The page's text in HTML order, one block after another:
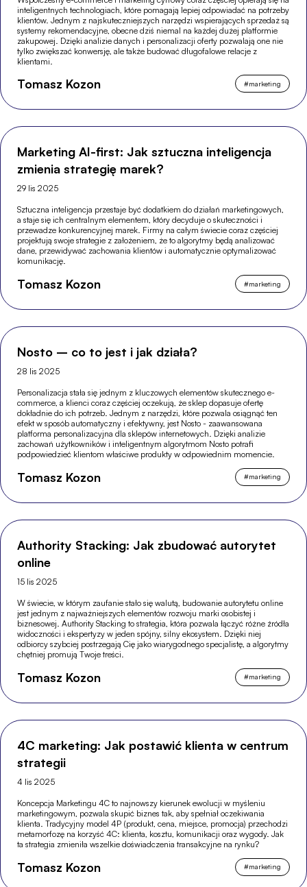
inteligentnych technologiach, które pomagają lepiej odpowiadać na potrzeby
klientów. Jednym z najskuteczniejszych narzędzi wspierających sprzedaż są
systemy rekomendacyjne, obecne dziś niemal na każdej dużej platformie
zakupowej. Dzięki analizie danych i personalizacji oferty pozwalają one nie
tylko zwiększać konwersję, ale także budować długofalowe relacje z
klientami.
Tomasz Kozon #marketing
Marketing AI-first: Jak sztuczna inteligencja
zmienia strategię marek?
29 lis 2025
Sztuczna inteligencja przestaje być dodatkiem do działań marketingowych,
a staje się ich centralnym elementem, który decyduje o skuteczności i
przewadze konkurencyjnej marek. Firmy na całym świecie coraz częściej
projektują swoje strategie z założeniem, że to algorytmy będą analizować
dane, przewidywać zachowania klientów i automatycznie optymalizować
komunikację.
Tomasz Kozon #marketing
Nosto – co to jest i jak działa?
28 lis 2025
Personalizacja stała się jednym z kluczowych elementów skutecznego e-
commerce, a klienci coraz częściej oczekują, że sklep dopasuje ofertę
dokładnie do ich potrzeb. Jednym z narzędzi, które pozwala osiągnąć ten
efekt w sposób automatyczny i efektywny, jest Nosto - zaawansowana
platforma personalizacyjna dla sklepów internetowych. Dzięki analizie
zachowań użytkowników i inteligentnym algorytmom Nosto potrafi
podpowiedzieć klientom właściwe produkty w odpowiednim momencie.
Tomasz Kozon #marketing
Authority Stacking: Jak zbudować autorytet
online
15 lis 2025
W świecie, w którym zaufanie stało się walutą, budowanie autorytetu online
jest jednym z najważniejszych elementów rozwoju marki osobistej i
biznesowej. Authority Stacking to strategia, która pozwala łączyć różne źródła
widoczności i ekspertyzy w jeden spójny, silny ekosystem. Dzięki niej
odbiorcy szybciej postrzegają Cię jako wiarygodnego specjalistę, a algorytmy
chętniej promują Twoje treści.
Tomasz Kozon #marketing
4C marketing: Jak postawić klienta w centrum
strategii
4 lis 2025
Koncepcja Marketingu 4C to najnowszy kierunek ewolucji w myśleniu
marketingowym, pozwala skupić biznes tak, aby spełniał oczekiwania
klienta. Tradycyjny model 4P (produkt, cena, miejsce, promocja) przechodzi
metamorfozę na korzyść 4C: klienta, kosztu, komunikacji oraz wygody. Jak
ta strategia zmieniła wszelkie doświadczenia transakcyjne na rynku?
Tomasz Kozon #marketing